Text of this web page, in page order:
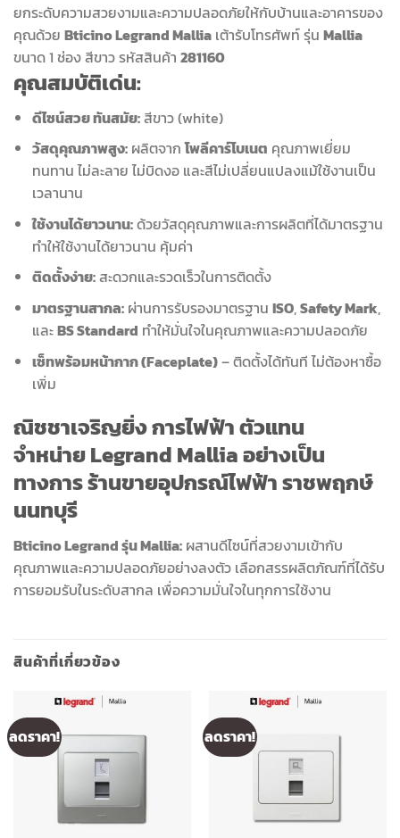
ยกระดับความสวยงามและความปลอดภัยให้กับบ้านและอาคารของ
คุณด้วย Bticino Legrand Mallia เต้ารับโทรศัพท์ รุ่น Mallia
ขนาด 1 ช่อง สีขาว รหัสสินค้า 281160
คุณสมบัติเด่น:
ดีไซน์สวย ทันสมัย:สีขาว (white)
วัสดุคุณภาพสูง:ผลิตจากโพลีคาร์โบเนต คุณภาพเยี่ยม
ทนทาน ไม่ละลาย ไม่บิดงอ และสีไม่เปลี่ยนแปลงแม้ใช้งานเป็น
เวลานาน
ใช้งานได้ยาวนาน:ด้วยวัสดุคุณภาพและการผลิตที่ได้มาตรฐาน
ทำให้ใช้งานได้ยาวนาน คุ้มค่า
ติดตั้งง่าย:สะดวกและรวดเร็วในการติดตั้ง
มาตรฐานสากล:ผ่านการรับรองมาตรฐาน ISO,Safety Mark,
และBS Standard ทำให้มั่นใจในคุณภาพและความปลอดภัย
เซ็ทพร้อมหน้ากาก (Faceplate)– ติดตั้งได้ทันที ไม่ต้องหาซื้อ
เพิ่ม
ณิชชาเจริญยิ่ง การไฟฟ้าตัวแทน
จำหน่ายLegrand Malliaอย่างเป็น
ทางการ ร้านขายอุปกรณ์ไฟฟ้าราชพฤกษ์
นนทบุรี
Bticino Legrand รุ่น Mallia: ผสานดีไซน์ที่สวยงามเข้ากับ
คุณภาพและความปลอดภัยอย่างลงตัว เลือกสรรผลิตภัณฑ์ที่ได้รับ
การยอมรับในระดับสากล เพื่อความมั่นใจในทุกการใช้งาน
สินค้าที่เกี่ยวข้อง
ลดราคา! ลดราคา!